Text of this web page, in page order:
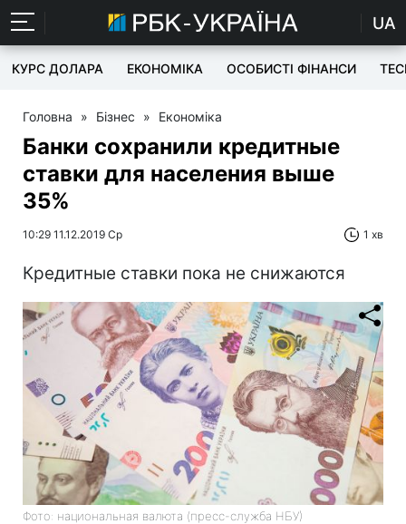
UA
КУРС ДОЛАРА ЕКОНОМІКА ОСОБИСТІ ФІНАНСИ
Головна » Бізнес » Економіка
Банки сохранили кредитные
ставки для населения выше
35%
10:29 11.12.2019 Ср 1 хв
Кредитные ставки пока не снижаются
Фото: национальная валюта (пресс-служба НБУ)